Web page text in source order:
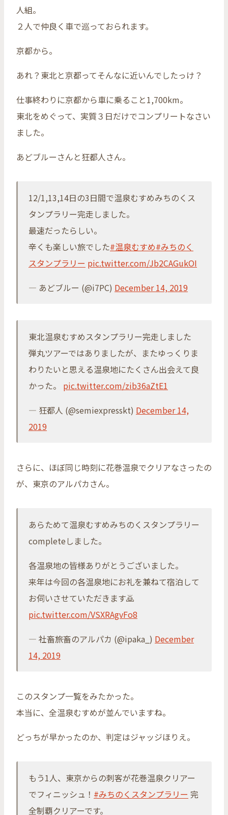
人組。
２人で仲良く車で巡っておられます。
京都から。
あれ？東北と京都ってそんなに近いんでしたっけ？
仕事終わりに京都から車に乗ること1,700km。
東北をめぐって、実質３日だけでコンプリートなさい
ました。
あどブルーさんと狂都人さん。
12/1,13,14日の3日間で温泉むすめみちのくス
タンプラリー完走しました。
最速だったらしい。
辛くも楽しい旅でした#温泉むすめ#みちのく
スタンプラリー pic.twitter.com/Jb2CAGukOI
— あどブルー (@i7PC) December 14, 2019
東北温泉むすめスタンプラリー完走しました
弾丸ツアーではありましたが、またゆっくりま
わりたいと思える温泉地にたくさん出会えて良
かった。 pic.twitter.com/zib36aZtE1
— 狂都人 (@semiexpresskt) December 14,
2019
さらに、ほぼ同じ時刻に花巻温泉でクリアなさったの
が、東京のアルパカさん。
あらためて温泉むすめみちのくスタンプラリー
completeしました。
各温泉地の皆様ありがとうございました。
来年は今回の各温泉地にお礼を兼ねて宿泊して
お伺いさせていただきます🙇
pic.twitter.com/VSXRAgvFo8
— 社畜旅畜のアルパカ (@ipaka_) December
14, 2019
このスタンプ一覧をみたかった。
本当に、全温泉むすめが並んでいますね。
どっちが早かったのか、判定はジャッジほりえ。
もう1人、東京からの刺客が花巻温泉クリアー
でフィニッシュ！ #みちのくスタンプラリー 完
全制覇クリアーです。